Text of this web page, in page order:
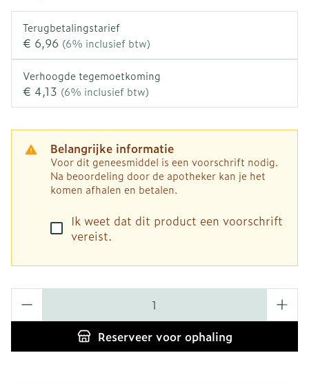
Terugbetalingstarief
€ 6,96 (6% inclusief btw)
Verhoogde tegemoetkoming
€ 4,13 (6% inclusief btw)
Belangrijke informatie
Voor dit geneesmiddel is een voorschrift nodig.
Na beoordeling door de apotheker kan je het
komen afhalen en betalen.
Ik weet dat dit product een voorschrift
vereist.
Reserveervoor ophaling